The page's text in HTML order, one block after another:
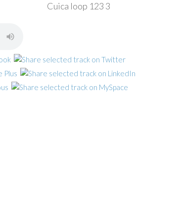
Cuica loop 123 3